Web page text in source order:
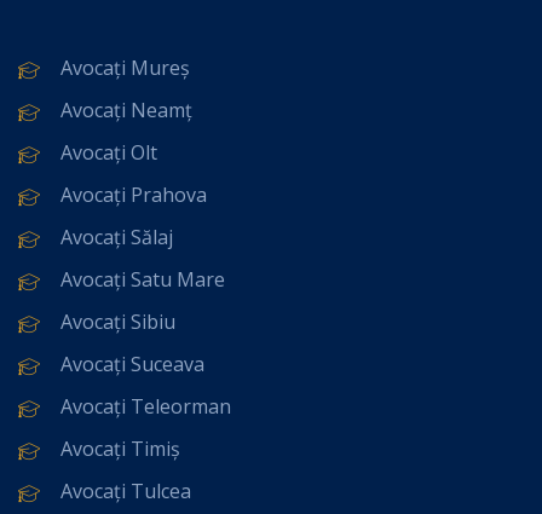
Avocați Mureș
Avocați Neamț
Avocați Olt
Avocați Prahova
Avocați Sălaj
Avocați Satu Mare
Avocați Sibiu
Avocați Suceava
Avocați Teleorman
Avocați Timiș
Avocați Tulcea